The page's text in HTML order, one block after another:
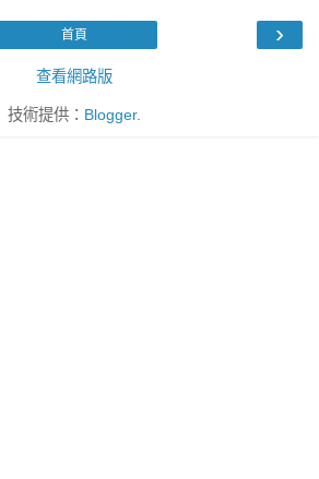
›
首頁
查看網路版
技術提供： Blogger.